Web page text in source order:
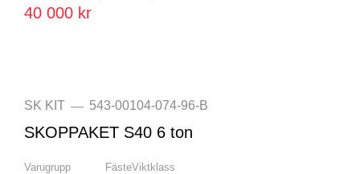
40 000 kr
SK KIT — 543-00104-074-96-B
SKOPPAKET S40 6 ton
Varugrupp FästeViktklass